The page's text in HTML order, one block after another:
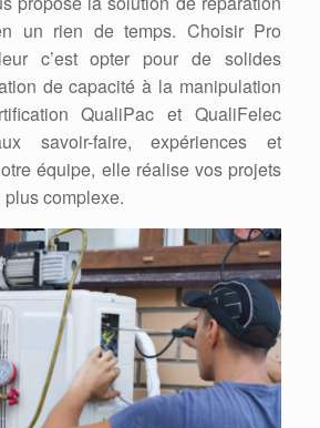
un rien de temps. Choisir Pro
c’est opter pour de solides
de capacité à la manipulation
QualiPac et QualiFelec
savoir-faire, expériences et
équipe, elle réalise vos projets
complexe.